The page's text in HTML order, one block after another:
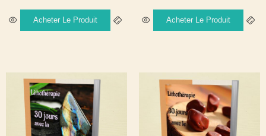
Acheter Le Produit Acheter Le Produit